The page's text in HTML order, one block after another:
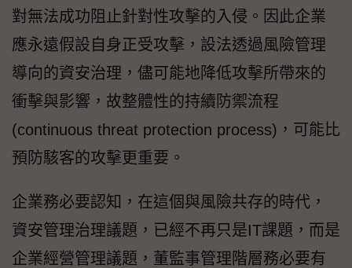
對無法成功阻止針對性攻擊的入侵。因此企業
應永遠假設自身正受攻擊，設法透過風險管理
導向的資安治理，儘可能地降低攻擊所帶來的
衝擊與影響，故整體性的持續防禦流程
(continuous threat protection process)，可能比
預防駭客的攻擊更重要。
企業務必要認知，在這個與風險共存的時代，
資安管理治理議題，已經不再只是IT課題，而是
企業經營管理議題，董監事管理階層務必要有